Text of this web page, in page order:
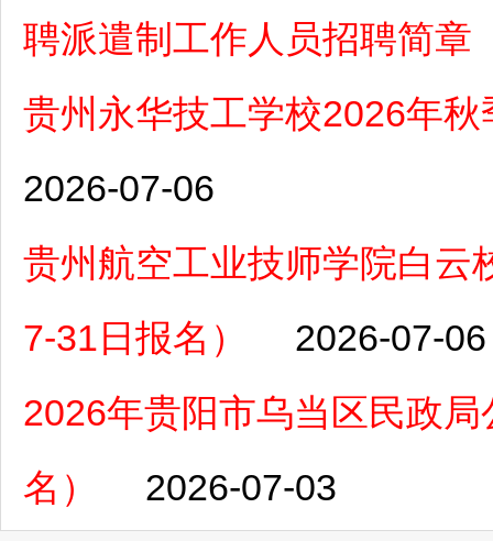
聘派遣制工作人员招聘简章
贵州永华技工学校2026年
2026-07-06
贵州航空工业技师学院白云
7-31日报名）
2026-07-06
2026年贵阳市乌当区民政
名）
2026-07-03